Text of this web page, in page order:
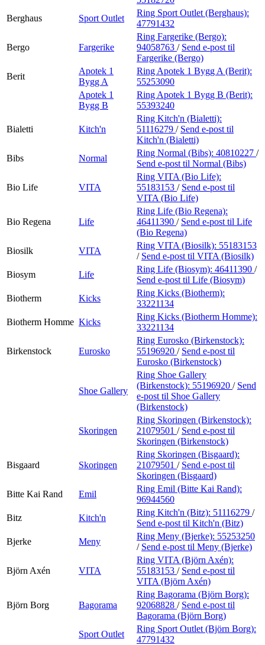
Berghaus
Sport Outlet
Ring Sport Outlet (Berghaus):
47791432
Bergo Fargerike
Ring Fargerike (Bergo):
94058763 / Send e-post til
Fargerike (Bergo)
Berit
Apotek 1
Bygg A
Ring Apotek 1 Bygg A (Berit):
55253090
Apotek 1
Bygg B
Ring Apotek 1 Bygg B (Berit):
55393240
Bialetti Kitch'n
Ring Kitch'n (Bialetti):
51116279 / Send e-post til
Kitch'n (Bialetti)
Bibs
Normal
Ring Normal (Bibs): 40810227 /
Send e-post til Normal (Bibs)
Bio Life VITA
Ring VITA (Bio Life):
55183153 / Send e-post til
VITA (Bio Life)
Bio Regena Life
Ring Life (Bio Regena):
46411390 / Send e-post til Life
(Bio Regena)
Biosilk
VITA
Ring VITA (Biosilk): 55183153
/ Send e-post til VITA (Biosilk)
Biosym
Life
Ring Life (Biosym): 46411390 /
Send e-post til Life (Biosym)
Biotherm
Kicks
Ring Kicks (Biotherm):
33221134
Biotherm Homme Kicks
Ring Kicks (Biotherm Homme):
33221134
Birkenstock Eurosko
Ring Eurosko (Birkenstock):
55196920 / Send e-post til
Eurosko (Birkenstock)
Shoe Gallery
Ring Shoe Gallery
(Birkenstock): 55196920 / Send
e-post til Shoe Gallery
(Birkenstock)
Skoringen
Ring Skoringen (Birkenstock):
21079501 / Send e-post til
Skoringen (Birkenstock)
Bisgaard Skoringen
Ring Skoringen (Bisgaard):
21079501 / Send e-post til
Skoringen (Bisgaard)
Bitte Kai Rand
Emil
Ring Emil (Bitte Kai Rand):
96944560
Bitz
Kitch'n
Ring Kitch'n (Bitz): 51116279 /
Send e-post til Kitch'n (Bitz)
Bjerke
Meny
Ring Meny (Bjerke): 55253250
/ Send e-post til Meny (Bjerke)
Björn Axén VITA
Ring VITA (Björn Axén):
55183153 / Send e-post til
VITA (Björn Axén)
Björn Borg Bagorama
Ring Bagorama (Björn Borg):
92068828 / Send e-post til
Bagorama (Björn Borg)
Sport Outlet
Ring Sport Outlet (Björn Borg):
47791432